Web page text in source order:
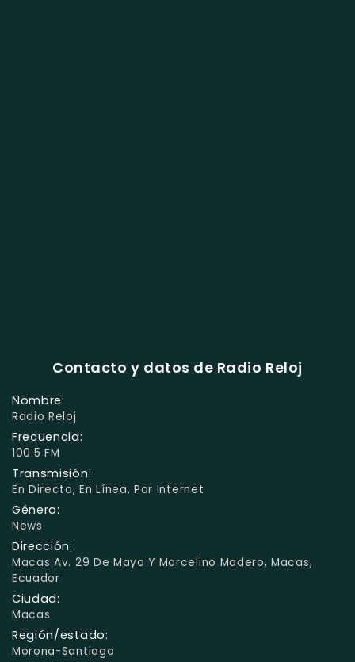
Contacto y datos de Radio Reloj
Nombre:
Radio Reloj
Frecuencia:
100.5 FM
Transmisión:
En Directo, En Línea, Por Internet
Género:
News
Dirección:
Macas Av. 29 De Mayo Y Marcelino Madero, Macas,
Ecuador
Ciudad:
Macas
Región/estado:
Morona-Santiago